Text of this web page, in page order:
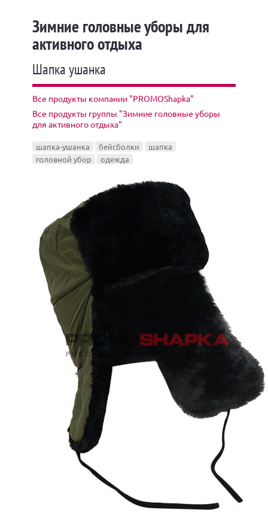
Зимние головные уборы для
активного отдыха
Шапка ушанка
Все продукты компании "PROMOShapka"
Все продукты группы "Зимние головные уборы
для активного отдыха"
шапка-ушанка бейсболки
шапка
головной убор
одежда